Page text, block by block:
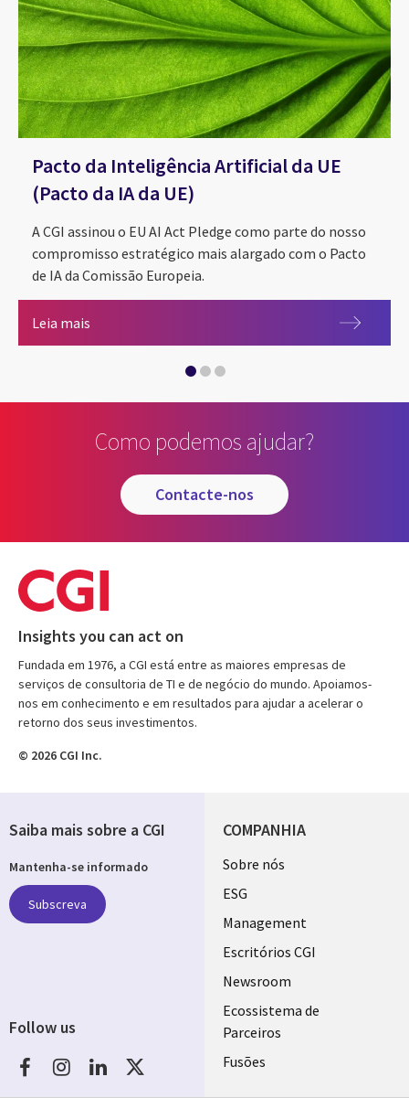
Pacto da Inteligência Artificial da UE
(Pacto da IA da UE)
A CGI assinou o EU AI Act Pledge como parte do nosso
compromisso estratégico mais alargado com o Pacto
de IA da Comissão Europeia.
Leia mais Pacto da Inteligência Artificial da UE (Pacto da IA
CGI promove a formação, inclusão e bem-estar
Como podemos ajudar?
contacte-nos
Insights you can act on
Fundada em 1976, a CGI está entre as maiores empresas de
serviços de consultoria de TI e de negócio do mundo. Apoiamos-
nos em conhecimento e em resultados para ajudar a acelerar o
retorno dos seus investimentos.
© 2026 CGI Inc.
COMPANHIA
Useful
links
PORTUGAL
Sobre nós
ESG
Management
Escritórios CGI
Newsroom
Ecossistema de
Parceiros
Fusões
Saiba mais sobre a CGI
Mantenha-se informado
Subscreva
Follow us
Social
Media